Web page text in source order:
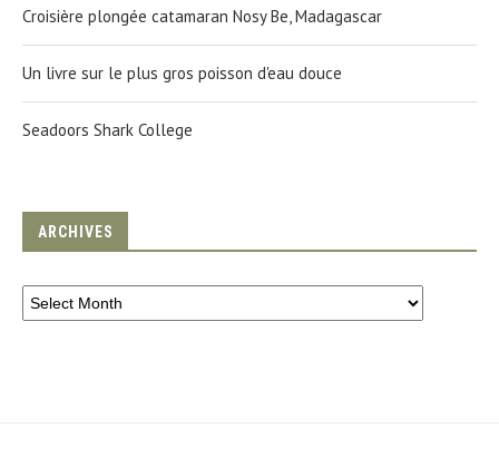
Croisière plongée catamaran Nosy Be, Madagascar
Un livre sur le plus gros poisson d'eau douce
Seadoors Shark College
ARCHIVES